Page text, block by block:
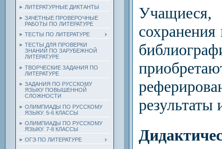
ЛИТЕРАТУРНЫЕ ДИКТАНТЫ
ЗАЧЕТНЫЕ ПРОВЕРОЧНЫЕ
РАБОТЫ ПО ЛИТЕРАТУРЕ
ТЕСТЫ ПО ЛИТЕРАТУРЕ
ТЕСТЫ ДЛЯ ПРОВЕРКИ
ЗНАНИЙ ПО ЗАРУБЕЖНОЙ
ЛИТЕРАТУРЕ
ТВОРЧЕСКИЕ ЗАДАНИЯ ПО
ЛИТЕРАТУРЕ
ЗАДАНИЯ ПО РУССКОМУ
ЯЗЫКУ ПОВЫШЕННОЙ
СЛОЖНОСТИ
ОЛИМПИАДЫ ПО РУССКОМУ
ЯЗЫКУ. 5-6 КЛАССЫ
ОЛИМПИАДЫ ПО РУССКОМУ
ЯЗЫКУ. 7-8 КЛАССЫ
ОГЭ ПО ЛИТЕРАТУРЕ
результаты